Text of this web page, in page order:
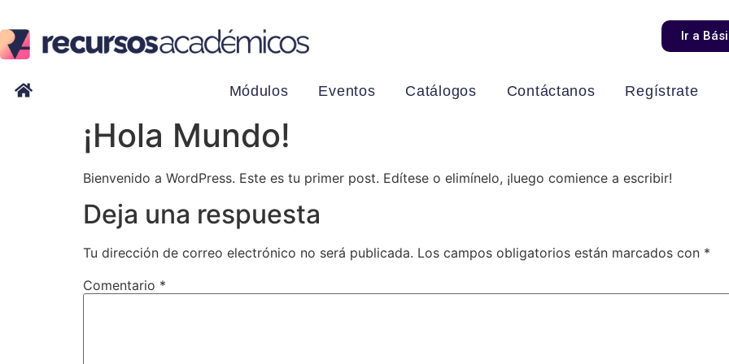
Ir a
Módulos Eventos Catálogos Contáctanos Regístrate
¡Hola Mundo!
Bienvenido a WordPress. Este es tu primer post. Edítese o elimínelo, ¡luego comience a escribir!
Deja una respuesta
Tu dirección de correo electrónico no será publicada. Los campos obligatorios están marcados con *
Comentario *